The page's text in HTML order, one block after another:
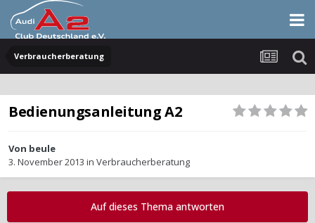
Verbraucherberatung
Bedienungsanleitung A2
Von beule
3. November 2013 in Verbraucherberatung
Auf dieses Thema antworten